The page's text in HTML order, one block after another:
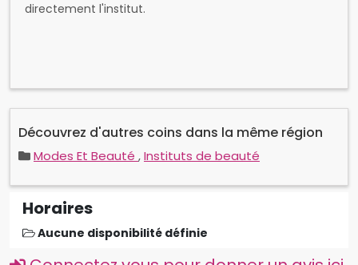
directement l'institut.
Découvrez d'autres coins dans la même région
Modes Et Beauté ,Instituts de beauté
Horaires
Aucune disponibilité définie